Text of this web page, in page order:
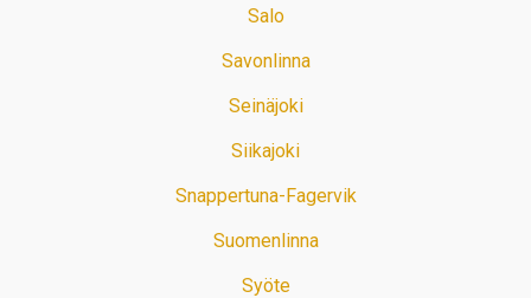
Salo
Savonlinna
Seinäjoki
Siikajoki
Snappertuna-Fagervik
Suomenlinna
Syöte